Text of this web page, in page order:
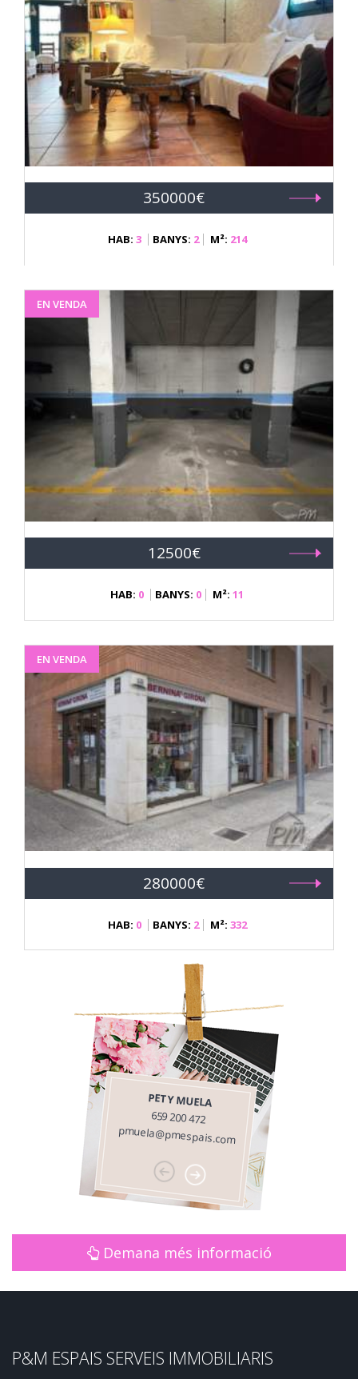
350000€
HAB: 3 BANYS: 2 M²: 214
EN VENDA
12500€
HAB: 0 BANYS: 0 M²: 11
EN VENDA
280000€
HAB: 0 BANYS: 2 M²: 332
PETY MUELA
659 200 472
pmuela@pmespais.com
Demana més informació
P&M ESPAIS SERVEIS IMMOBILIARIS